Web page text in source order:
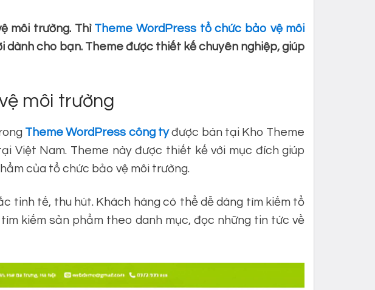
môi trường. Thì Theme WordPress tổ chức bảo vệ môi
cho bạn. Theme được thiết kế chuyên nghiệp, giúp
môi trường
Theme WordPress công tyđược bán tại Kho Theme
Việt Nam. Theme này được thiết kế với mục đích giúp
của tổ chức bảo vệ môi trường.
tinh tế, thu hút. Khách hàng có thể dễ dàng tìm kiếm tổ
kiếm sản phẩm theo danh mục, đọc những tin tức về